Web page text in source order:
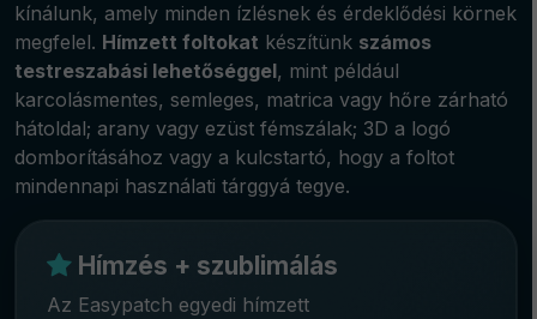
kínálunk, amely minden ízlésnek és érdeklődési körnek
megfelel. Hímzett foltokat készítünk számos
testreszabási lehetőséggel, mint például
karcolásmentes, semleges, matrica vagy hőre zárható
hátoldal; arany vagy ezüst fémszálak; 3D a logó
domborításához vagy a kulcstartó, hogy a foltot
mindennapi használati tárggyá tegye.
Hímzés + szublimálás
Az Easypatch egyedi hímzett